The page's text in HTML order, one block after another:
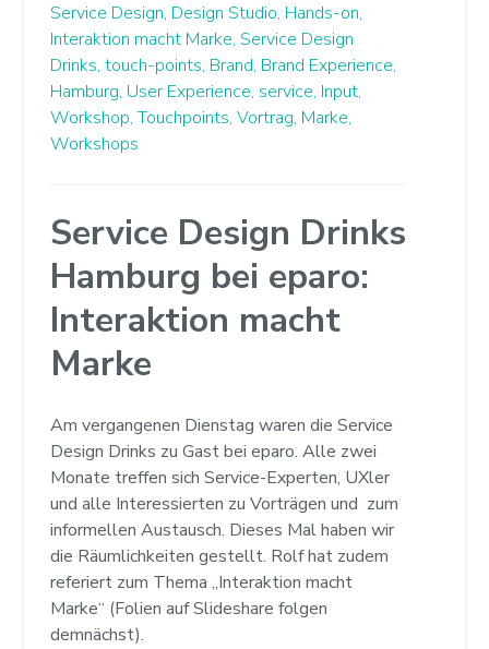
Service Design, Design Studio, Hands-on,
Interaktion macht Marke, Service Design
Drinks, touch-points, Brand, Brand Experience,
Hamburg, User Experience, service, Input,
Workshop, Touchpoints, Vortrag, Marke,
Workshops
Service Design Drinks
Hamburg bei eparo:
Interaktion macht
Marke
Am vergangenen Dienstag waren die Service
Design Drinks zu Gast bei eparo. Alle zwei
Monate treffen sich Service-Experten, UXler
und alle Interessierten zu Vorträgen und zum
informellen Austausch. Dieses Mal haben wir
die Räumlichkeiten gestellt. Rolf hat zudem
referiert zum Thema „Interaktion macht
Marke“ (Folien auf Slideshare folgen
demnächst).